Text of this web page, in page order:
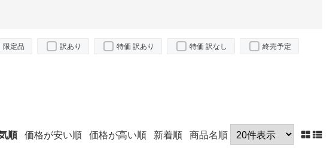
限定品 訳あり 特価 訳あり 特価 訳なし 終売予定
順 価格が安い順 価格が高い順 新着順 商品名順